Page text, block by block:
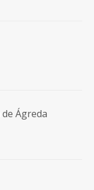
Ágreda